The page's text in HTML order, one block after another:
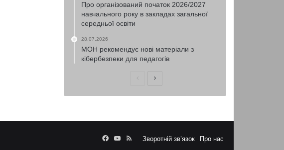
Про організований початок 2026/2027
навчального року в закладах загальної
середньої освіти
28.07.2026
МОН рекомендує нові матеріали з
кібербезпеки для педагогів
ПопередняНаступна
Зворотній зв’язок Про нас
FacebookYouTube
RSS